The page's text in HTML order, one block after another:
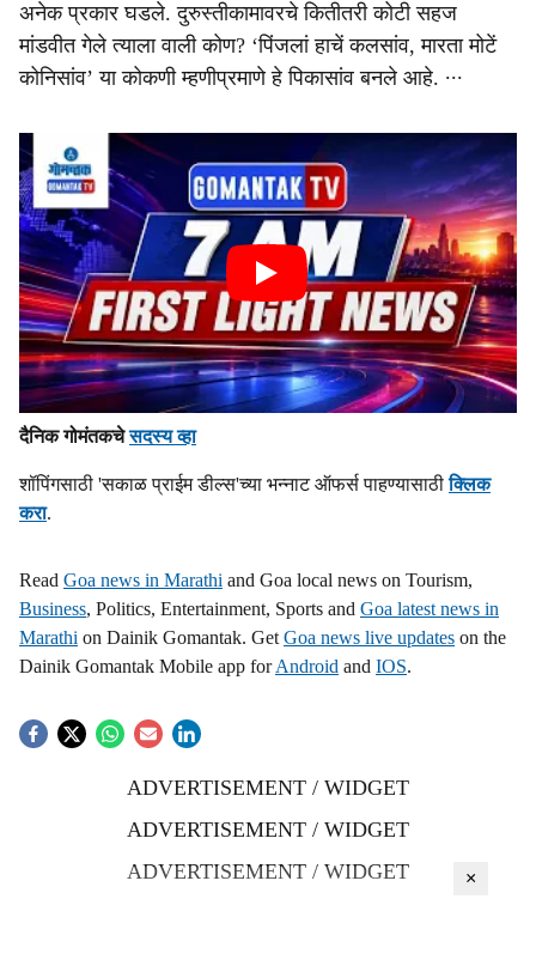
अनेक प्रकार घडले. दुरुस्तीकामावरचे कितीतरी कोटी सहज
मांडवीत गेले त्याला वाली कोण? ‘पिंजलां हाचें कलसांव, मारता मोटें
कोनिसांव’ या कोकणी म्हणीप्रमाणे हे पिकासांव बनले आहे. ∙∙∙
दैनिक गोमंतकचेसदस्य व्हा
शॉपिंगसाठी 'सकाळ प्राईम डील्स'च्या भन्नाट ऑफर्स पाहण्यासाठीक्लिक
करा.
Read Goa news in Marathi and Goa local news on Tourism,
Business, Politics, Entertainment, Sports and Goa latest news in
Marathi on Dainik Gomantak. Get Goa news live updates on the
Dainik Gomantak Mobile app forAndroid and IOS.
ADVERTISEMENT / WIDGET
ADVERTISEMENT / WIDGET
ADVERTISEMENT / WIDGET
×